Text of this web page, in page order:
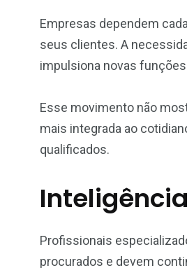
Empresas dependem
seus clientes. A
impulsiona novas
Esse movimento não
mais integrada ao
qualificados.
Profissionais
procurados e devem